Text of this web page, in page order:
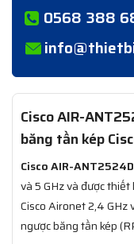
0568 388
Cisco AIR-
băng tần kép
Cisco AIR-
và 5 GHz và được
Cisco Aironet 2,4 GHz
ngược băng tần kép